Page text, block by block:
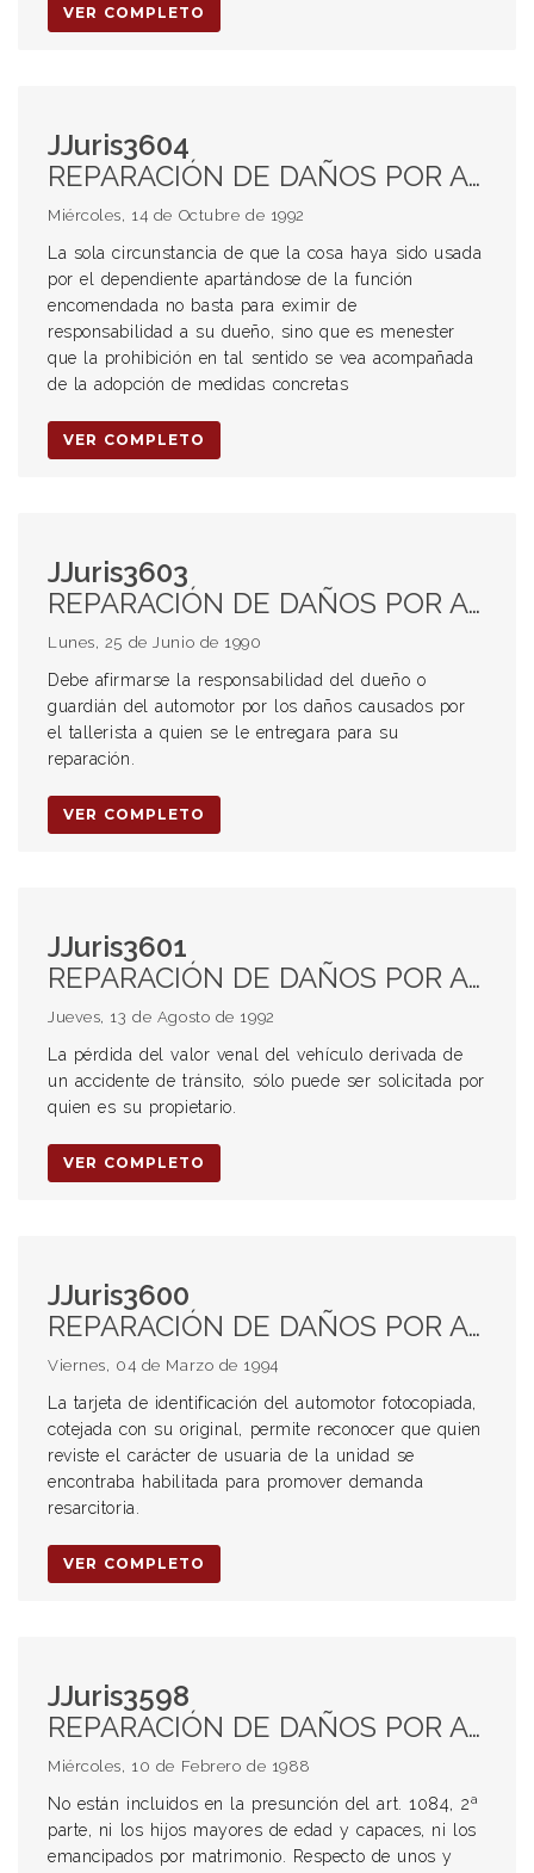
VER COMPLETO
JJuris3604
REPARACIÓN DE DAÑOS POR ACCIDENTES DE TRÁNSITO.. Sujetos de la acción resarcitoria. Legitimación pasiva. Responsabilidad del dueño o guardián de la cosa. Responsabilidad por el hecho del dependiente
Miércoles, 14 de Octubre de 1992
La sola circunstancia de que la cosa haya sido usada
por el dependiente apartándose de la función
encomendada no basta para eximir de
responsabilidad a su dueño, sino que es menester
que la prohibición en tal sentido se vea acompañada
de la adopción de medidas concretas
VER COMPLETO
JJuris3603
REPARACIÓN DE DAÑOS POR ACCIDENTES DE TRÁNSITO. Sujetos de la acción resarcitoria. Legitimación pasiva. Responsabilidad del dueño o guardián de la cosa. Generalidades
Lunes, 25 de Junio de 1990
Debe afirmarse la responsabilidad del dueño o
guardián del automotor por los daños causados por
el tallerista a quien se le entregara para su
reparación.
VER COMPLETO
JJuris3601
REPARACIÓN DE DAÑOS POR ACCIDENTES DE TRÁNSITO. Sujetos de la acción resarcitoria. Legitimación activa. El propietario, usuario, poseedor o tenedor del vehículo
Jueves, 13 de Agosto de 1992
La pérdida del valor venal del vehículo derivada de
un accidente de tránsito, sólo puede ser solicitada por
quien es su propietario.
VER COMPLETO
JJuris3600
REPARACIÓN DE DAÑOS POR ACCIDENTES DE TRÁNSITO. Sujetos de la acción resarcitoria. Legitimación activa. El propietario, usuario, poseedor o tenedor del vehículo .Prueba. Presunciones
Viernes, 04 de Marzo de 1994
La tarjeta de identificación del automotor fotocopiada,
cotejada con su original, permite reconocer que quien
reviste el carácter de usuaria de la unidad se
encontraba habilitada para promover demanda
resarcitoria.
VER COMPLETO
JJuris3598
REPARACIÓN DE DAÑOS POR ACCIDENTES DE TRÁNSITO. Sujetos de la acción resarcitoria. Legitimación activa. Generalidades
Miércoles, 10 de Febrero de 1988
No están incluidos en la presunción del art. 1084, 2ª
parte, ni los hijos mayores de edad y capaces, ni los
emancipados por matrimonio. Respecto de unos y